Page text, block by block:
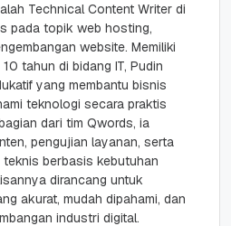
Technical Content Writer di
pada topik web hosting,
website. Memiliki
tahun di bidang IT, Pudin
yang membantu bisnis
teknologi secara praktis
dari tim Qwords, ia
pengujian layanan, serta
berbasis kebutuhan
dirancang untuk
akurat, mudah dipahami, dan
industri digital.